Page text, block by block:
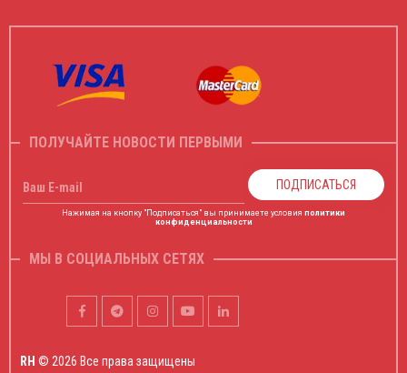
ПОЛУЧАЙТЕ НОВОСТИ ПЕРВЫМИ
Ваш E-mail ПОДПИСАТЬСЯ
Нажимая на кнопку "Подписаться" вы принимаете условия политики
конфиденциальности
МЫ В СОЦИАЛЬНЫХ СЕТЯХ
RH © 2026 Все права защищены